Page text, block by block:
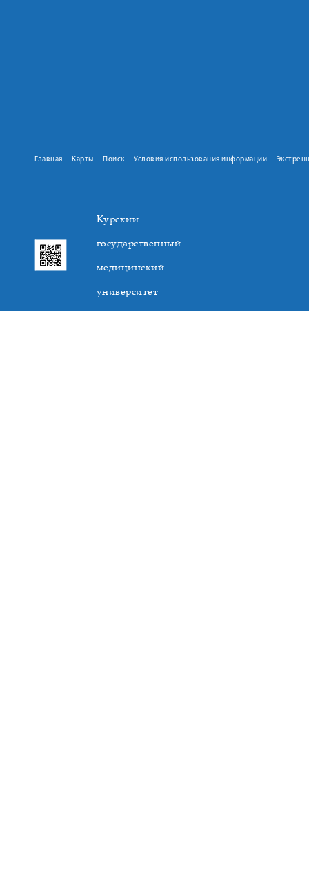
Главная Карты Поиск Условия использования информации
Курский
государственный
медицинский
университет